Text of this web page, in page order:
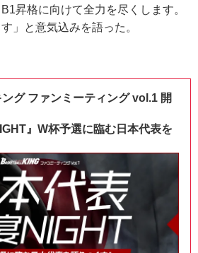
昇格に向けて全力を尽くします。
」と意気込みを語った。
グ ファンミーティング vol.1 開
』W杯予選に臨む日本代表を